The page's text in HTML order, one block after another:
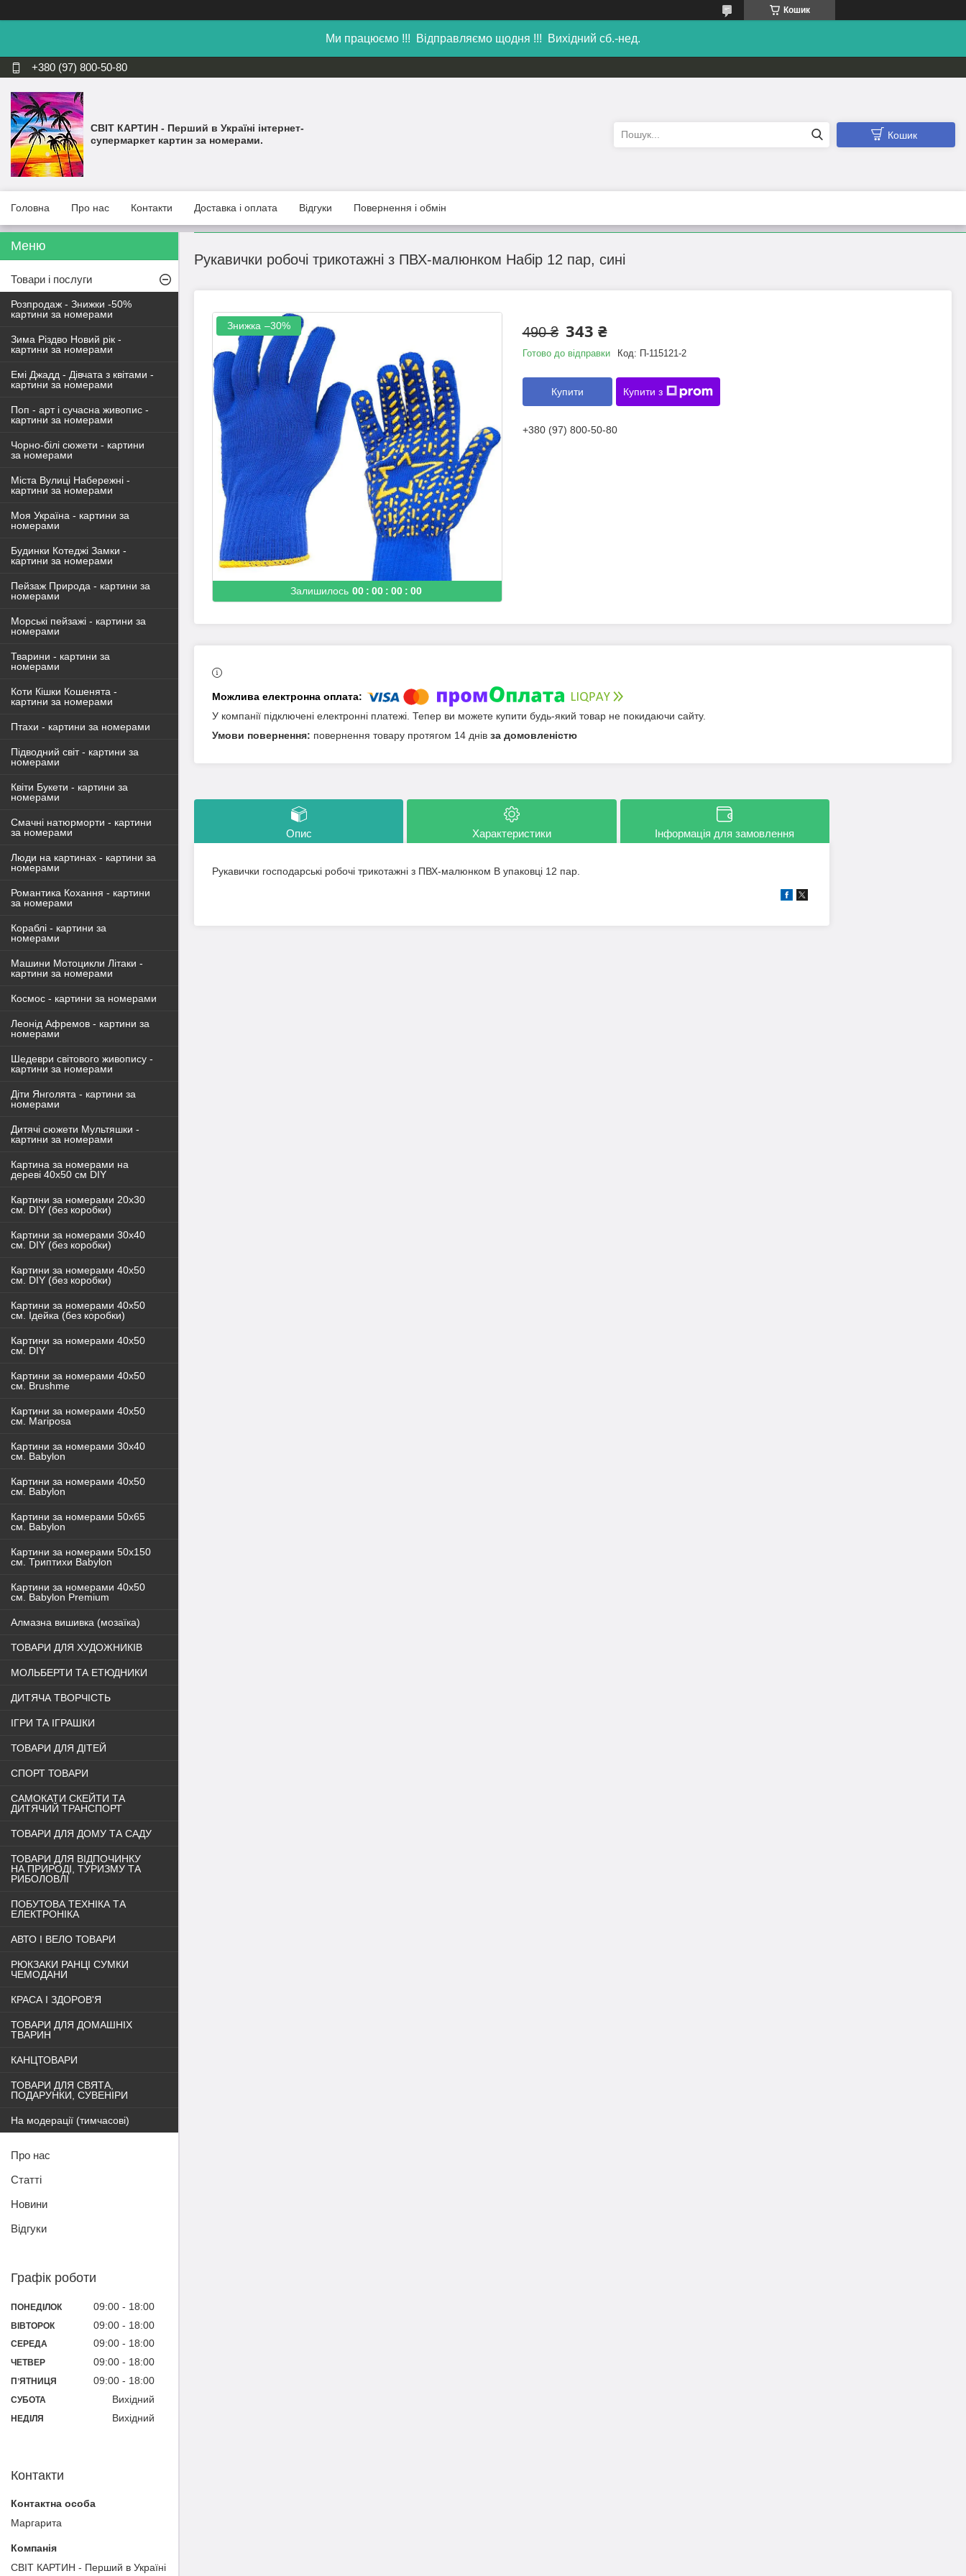
Кошик
Ми працюємо !!! Відправляємо щодня !!! Вихідний сб.-нед.
+380 (97) 800-50-80
СВІТ КАРТИН - Перший в Україні інтернет-
супермаркет картин за номерами.
Кошик
Головна Про нас Контакти Доставка і оплата Відгуки Повернення і обмін
Рукавички робочі трикотажні з ПВХ-малюнком Набір 12 пар, сині
Залишилось 00 00 00 00
–30% 490 ₴ 343 ₴
Готово до відправки Код: П-115121-2
Купити Купити з
+380 (97) 800-50-80
У компанії підключені електронні платежі. Тепер ви можете купити будь-який товар не покидаючи сайту.
повернення товару протягом 14 днів за домовленістю
Опис Характеристики Інформація для замовлення
Рукавички господарські робочі трикотажні з ПВХ-малюнком В упаковці 12 пар.
Товари і послуги
Розпродаж - Знижки -50%
картини за номерами
Зима Різдво Новий рік -
картини за номерами
Емі Джадд - Дівчата з квітами -
картини за номерами
Поп - арт і сучасна живопис -
картини за номерами
Чорно-білі сюжети - картини
за номерами
Міста Вулиці Набережні -
картини за номерами
Моя Україна - картини за
номерами
Будинки Котеджі Замки -
картини за номерами
Пейзаж Природа - картини за
номерами
Морські пейзажі - картини за
номерами
Тварини - картини за
номерами
Коти Кішки Кошенята -
картини за номерами
Птахи - картини за номерами
Підводний світ - картини за
номерами
Квіти Букети - картини за
номерами
Смачні натюрморти - картини
за номерами
Люди на картинах - картини за
номерами
Романтика Кохання - картини
за номерами
Кораблі - картини за
номерами
Машини Мотоцикли Літаки -
картини за номерами
Космос - картини за номерами
Леонід Афремов - картини за
номерами
Шедеври світового живопису -
картини за номерами
Діти Янголята - картини за
номерами
Дитячі сюжети Мультяшки -
картини за номерами
Картина за номерами на
дереві 40х50 см DIY
Картини за номерами 20х30
см. DIY (без коробки)
Картини за номерами 30х40
см. DIY (без коробки)
Картини за номерами 40х50
см. DIY (без коробки)
Картини за номерами 40x50
см. Ідейка (без коробки)
Картини за номерами 40х50
см. DIY
Картини за номерами 40х50
см. Brushme
Картини за номерами 40х50
см. Mariposa
Картини за номерами 30х40
см. Babylon
Картини за номерами 40х50
см. Babylon
Картини за номерами 50х65
см. Babylon
Картини за номерами 50х150
см. Триптихи Babylon
Картини за номерами 40х50
см. Babylon Premium
Алмазна вишивка (мозаїка)
ТОВАРИ ДЛЯ ХУДОЖНИКІВ
МОЛЬБЕРТИ ТА ЕТЮДНИКИ
ДИТЯЧА ТВОРЧІСТЬ
ІГРИ ТА ІГРАШКИ
ТОВАРИ ДЛЯ ДІТЕЙ
СПОРТ ТОВАРИ
САМОКАТИ СКЕЙТИ ТА
ДИТЯЧИЙ ТРАНСПОРТ
ТОВАРИ ДЛЯ ДОМУ ТА САДУ
ТОВАРИ ДЛЯ ВІДПОЧИНКУ
НА ПРИРОДІ, ТУРИЗМУ ТА
РИБОЛОВЛІ
ПОБУТОВА ТЕХНІКА ТА
ЕЛЕКТРОНІКА
АВТО І ВЕЛО ТОВАРИ
РЮКЗАКИ РАНЦІ СУМКИ
ЧЕМОДАНИ
КРАСА І ЗДОРОВ'Я
ТОВАРИ ДЛЯ ДОМАШНІХ
ТВАРИН
КАНЦТОВАРИ
ТОВАРИ ДЛЯ СВЯТА,
ПОДАРУНКИ, СУВЕНІРИ
На модерації (тимчасові)
Про нас
Статті
Новини
Відгуки
Графік роботи
ПОНЕДІЛОК 09:00 18:00
ВІВТОРОК 09:00 18:00
СЕРЕДА 09:00 18:00
ЧЕТВЕР 09:00 18:00
ПʼЯТНИЦЯ 09:00 18:00
СУБОТА Вихідний
НЕДІЛЯ Вихідний
Контакти
Маргарита
СВІТ КАРТИН - Перший в Україні